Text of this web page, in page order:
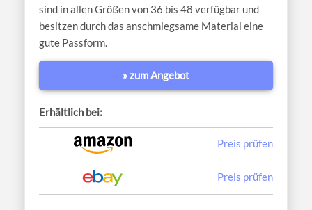
sind in allen Größen von 36 bis 48 verfügbar und
besitzen durch das anschmiegsame Material eine
gute Passform.
» zum Angebot
Erhältlich bei:
Preis prüfen
Preis prüfen